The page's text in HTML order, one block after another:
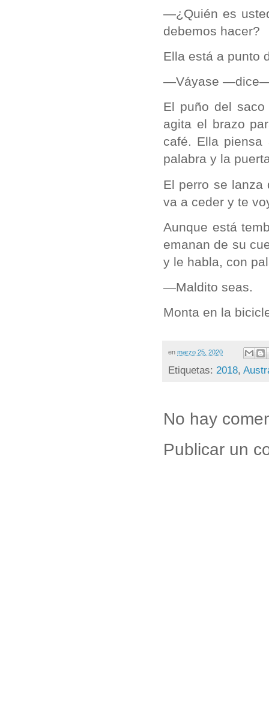
—¿Quién es
debemos hacer?
Ella está a punto
—Váyase
El puño del
agita el brazo
café. Ella
palabra y la
El perro se
va a ceder y te
Aunque está
emanan de su
y le habla, con
—Maldito seas.
Monta en la
en marzo 25, 2020
Etiquetas: 2018,
No hay
Publicar un